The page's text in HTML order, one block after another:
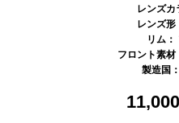
レンズカ
レンズ形
リム：
フロント素材
製造国
11,000